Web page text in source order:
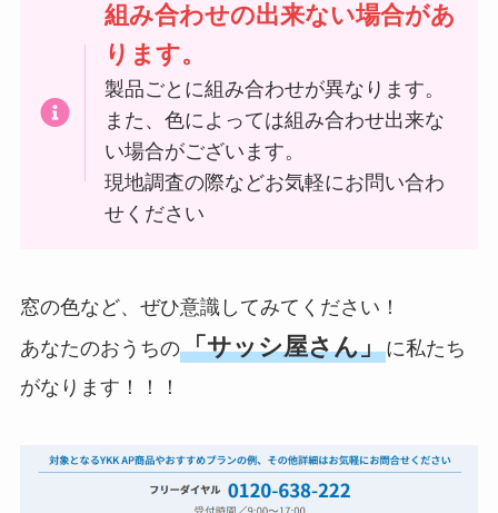
組み合わせの出来ない場合があ
ります。
製品ごとに組み合わせが異なります。
また、色によっては組み合わせ出来な
い場合がございます。
現地調査の際などお気軽にお問い合わ
せください
窓の色など、ぜひ意識してみてください！
あなたのおうちの「サッシ屋さん」に私たち
がなります！！！